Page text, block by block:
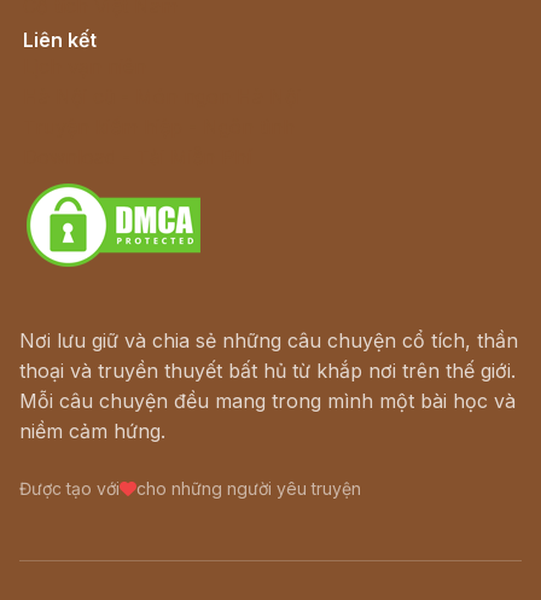
Liên kết
Nơi lưu giữ và chia sẻ những câu chuyện cổ tích, thần
thoại và truyền thuyết bất hủ từ khắp nơi trên thế giới.
Mỗi câu chuyện đều mang trong mình một bài học và
niềm cảm hứng.
Được tạo với cho những người yêu truyện